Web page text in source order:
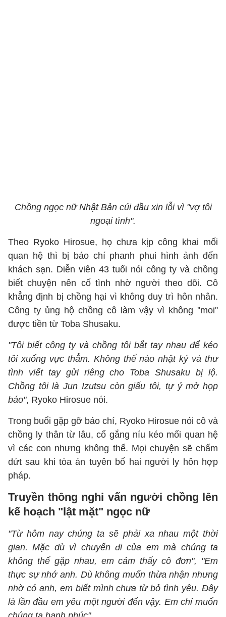
Chồng ngọc nữ Nhật Bản cúi đầu xin lỗi vì "vợ tôi
ngoại tình".
Theo Ryoko Hirosue, họ chưa kịp công khai mối
quan hệ thì bị báo chí phanh phui hình ảnh đến
khách sạn. Diễn viên 43 tuổi nói công ty và chồng
biết chuyện nên cố tình nhờ người theo dõi. Cô
khẳng định bị chồng hại vì không duy trì hôn nhân.
Công ty ủng hộ chồng cô làm vậy vì không ''moi''
được tiền từ Toba Shusaku.
"Tôi biết công ty và chồng tôi bắt tay nhau để kéo
tôi xuống vực thẳm. Không thể nào nhật ký và thư
tình viết tay gửi riêng cho Toba Shusaku bị lộ.
Chồng tôi là Jun Izutsu còn giấu tôi, tự ý mở họp
báo", Ryoko Hirosue nói.
Trong buổi gặp gỡ báo chí, Ryoko Hirosue nói cô và
chồng ly thân từ lâu, cố gắng níu kéo mối quan hệ
vì các con nhưng không thể. Mọi chuyện sẽ chấm
dứt sau khi tòa án tuyên bố hai người ly hôn hợp
pháp.
Truyền thông nghi vấn người chồng lên
kế hoạch "lật mặt" ngọc nữ
"Từ hôm nay chúng ta sẽ phải xa nhau một thời
gian. Mặc dù vì chuyến đi của em mà chúng ta
không thể gặp nhau, em cảm thấy cô đơn", "Em
thực sự nhớ anh. Dù không muốn thừa nhận nhưng
nhờ có anh, em biết mình chưa từ bỏ tình yêu. Đây
là lần đầu em yêu một người đến vậy. Em chỉ muốn